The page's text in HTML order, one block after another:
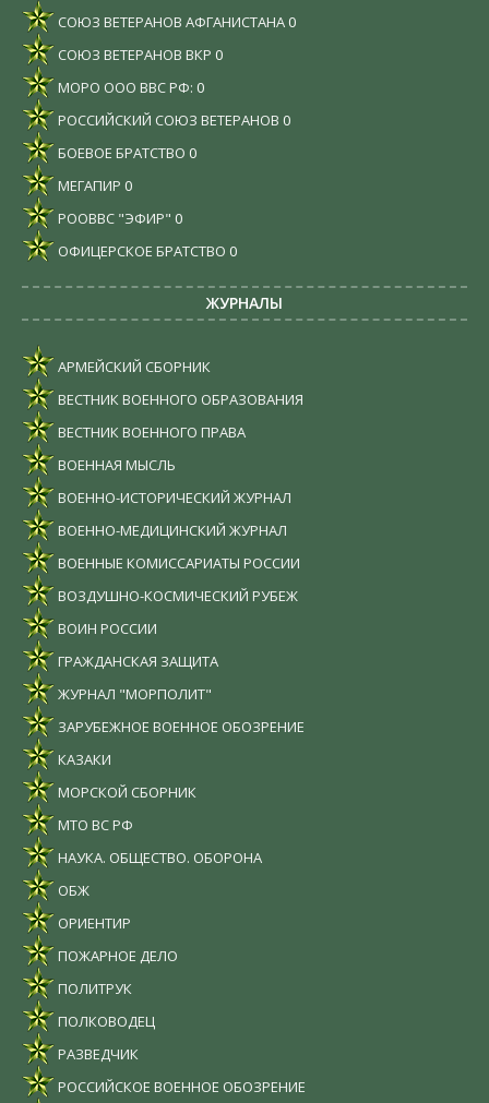
СОЮЗ ВЕТЕРАНОВ АФГАНИСТАНА 0
СОЮЗ ВЕТЕРАНОВ ВКР 0
МОРО ООО ВВС РФ: 0
РОССИЙСКИЙ СОЮЗ ВЕТЕРАНОВ 0
БОЕВОЕ БРАТСТВО 0
МЕГАПИР 0
РООВВС "ЭФИР" 0
ОФИЦЕРСКОЕ БРАТСТВО 0
ЖУРНАЛЫ
АРМЕЙСКИЙ СБОРНИК
ВЕСТНИК ВОЕННОГО ОБРАЗОВАНИЯ
ВЕСТНИК ВОЕННОГО ПРАВА
ВОЕННАЯ МЫСЛЬ
ВОЕННО-ИСТОРИЧЕСКИЙ ЖУРНАЛ
ВОЕННО-МЕДИЦИНСКИЙ ЖУРНАЛ
ВОЕННЫЕ КОМИССАРИАТЫ РОССИИ
ВОЗДУШНО-КОСМИЧЕСКИЙ РУБЕЖ
ВОИН РОССИИ
ГРАЖДАНСКАЯ ЗАЩИТА
ЖУРНАЛ "МОРПОЛИТ"
ЗАРУБЕЖНОЕ ВОЕННОЕ ОБОЗРЕНИЕ
КАЗАКИ
МОРСКОЙ СБОРНИК
МТО ВС РФ
НАУКА. ОБЩЕСТВО. ОБОРОНА
ОБЖ
ОРИЕНТИР
ПОЖАРНОЕ ДЕЛО
ПОЛИТРУК
ПОЛКОВОДЕЦ
РАЗВЕДЧИК
РОССИЙСКОЕ ВОЕННОЕ ОБОЗРЕНИЕ